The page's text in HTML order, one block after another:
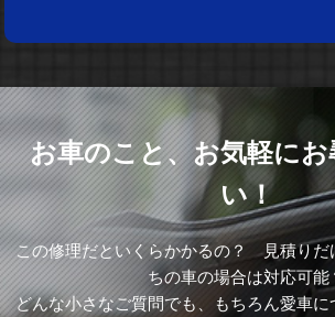
お車のこと、お気軽に
い！
この修理だといくらかかるの？ 見積り
ちの車の場合は対応可能
どんな小さなご質問でも、もちろん愛車